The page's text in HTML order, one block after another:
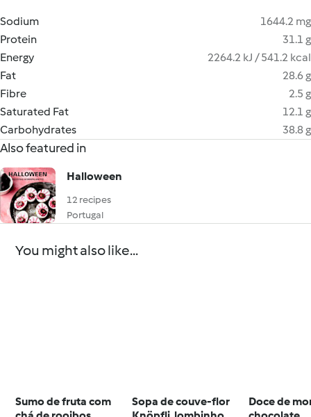
Sodium
1644.2 mg
Protein
31.1 g
Energy
2264.2 kJ / 541.2 kcal
Fat
28.6 g
Fibre
2.5 g
Saturated Fat
12.1 g
Carbohydrates
38.8 g
Also featured in
Halloween
12 recipes
Portugal
You might also like...
Sumo de fruta com
Sopa de couve-flor
Doce de